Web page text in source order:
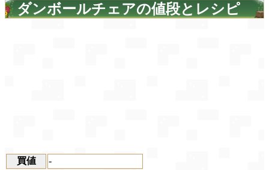
ダンボールチェアの値段とレシピ
買値
-